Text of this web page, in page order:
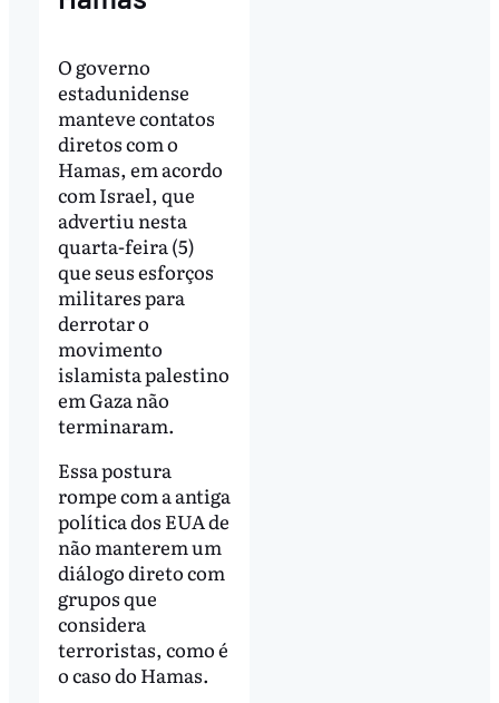
O governo
estadunidense
manteve contatos
diretos com o
Hamas, em acordo
com Israel, que
advertiu nesta
quarta-feira (5)
que seus esforços
militares para
derrotar o
movimento
islamista palestino
em Gaza não
terminaram.
Essa postura
rompe com a antiga
política dos EUA de
não manterem um
diálogo direto com
grupos que
considera
terroristas, como é
o caso do Hamas.